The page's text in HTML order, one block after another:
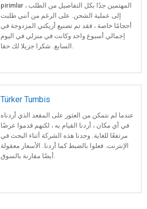
pirimlar ، المهتمين جدًا بكل التفاصيل من الطلب
إلى عملية الشحن. على الرغم من أنني طلبت
أحجامًا خاصة ، فقد تم تصنيع أريكتي المزدوجة في
إجمالي أسبوع واحد وكانت في منزلي في اليوم
السابع. شكرا جزيلا لك حقا.
Türker Tumbis
عندما لم نتمكن من العثور على المقعد الذي أردناه
في أي مكان ، أردنا القيام به ، لكنهم قدموا عرضًا
مرتفعًا للغاية. وجدنا هذه الشركة أثناء البحث في
الإنترنت. فعلوا بالضبط كما أردنا. الأسعار معقولة